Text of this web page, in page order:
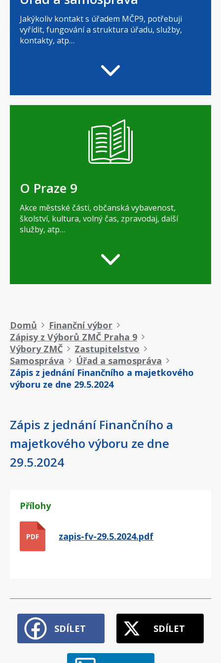
Jakýkoliv kontakt s úřadem MČP9, potřebuji
vyřídit, fungování a struktura úřadu, služby,
kontakty, atp…
O Praze 9
Akce městské části, občanská vybavenost,
školství, kultura, volný čas, zpravodaj, další
služby, atp…
Drobečková
navigace
Domů
Finanční výbor
Zápisy z Výborů ZMČ Praha 9
Výbory ZMČ
Zastupitelstvo
Samospráva
Úřad a samospráva
Zápis z jednání Finančního a majetkového
výboru ze dne 29.5.2024
Zápis z jednání Finančního a
majetkového výboru ze dne
29.5.2024
Přílohy
PDF zapis-fv-29.5.2024.pdf
SDÍLET SDÍLET